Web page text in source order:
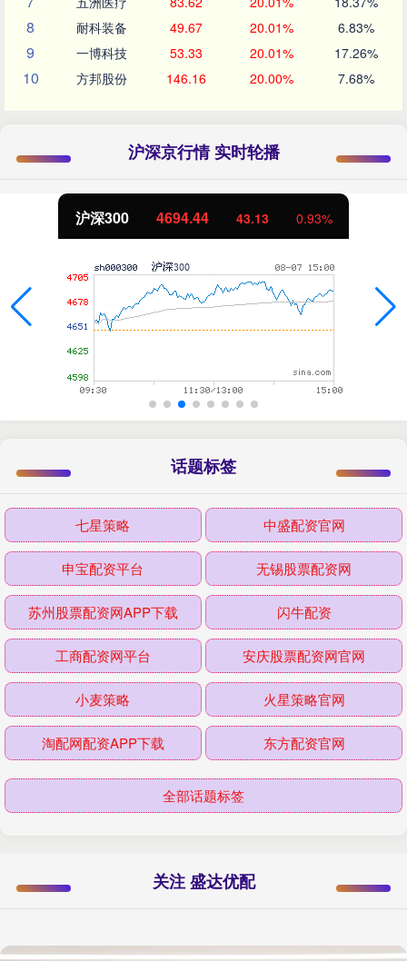
8 耐科装备 49.67 20.01% 6.83%
9 一博科技 53.33 20.01% 17.26%
10 方邦股份 146.16 20.00% 7.68%
沪深京行情 实时轮播
沪深300 4694.44 43.13 0.93%
话题标签
七星策略 中盛配资官网
申宝配资平台 无锡股票配资网
苏州股票配资网APP下载 闪牛配资
工商配资网平台 安庆股票配资网官网
小麦策略 火星策略官网
淘配网配资APP下载 东方配资官网
全部话题标签
关注 盛达优配